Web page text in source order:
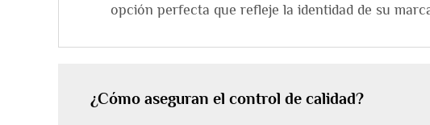
opción perfecta que refleje la identidad de su
¿Cómo aseguran el control de calidad?